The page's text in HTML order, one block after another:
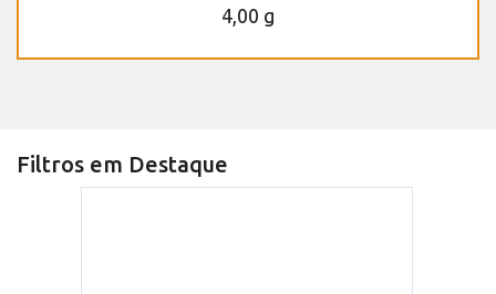
4,00 g
Filtros em Destaque